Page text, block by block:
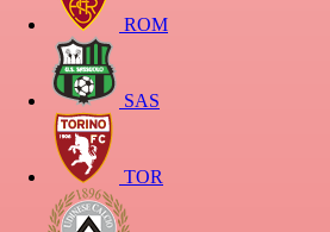
ROM
SAS
TOR